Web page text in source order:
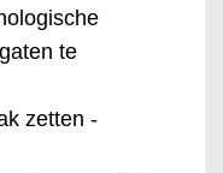
te
zetten -